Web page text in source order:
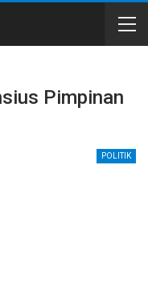
Pimpinan
POLITIK